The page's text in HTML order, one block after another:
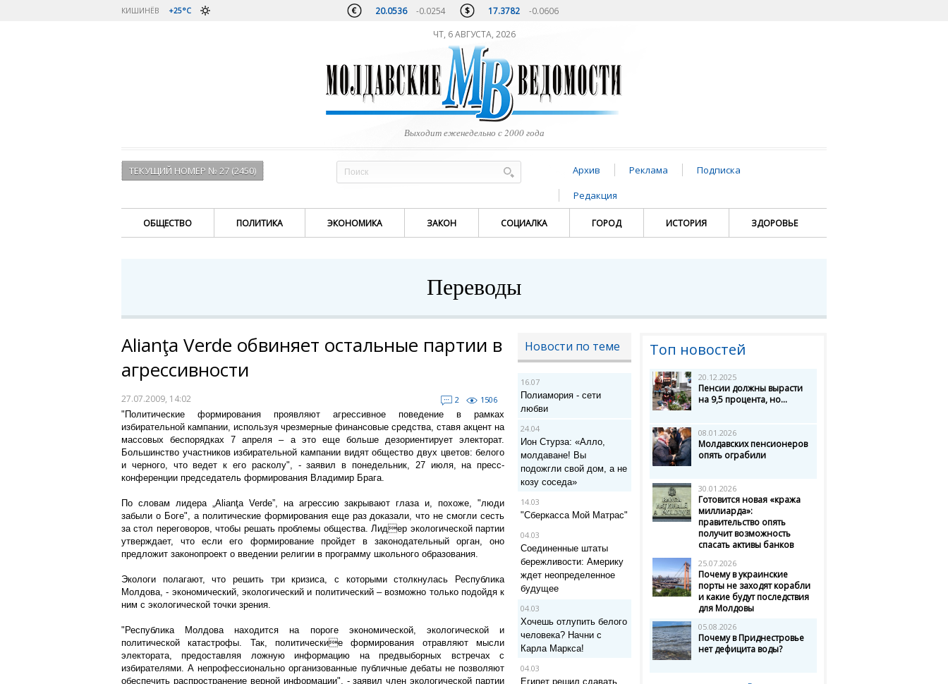
КИШИНЁВ +25°C 20.0536 -0.0254 17.3782 -0.0606
ЧТ, 6 АВГУСТА, 2026
Выходит еженедельно с 2000 года
ТЕКУЩИЙ НОМЕР № 27 (2450) Архив Реклама
Подписка
Редакция
ОБЩЕСТВО ПОЛИТИКА ЭКОНОМИКА ЗАКОН СОЦИАЛКА ГОРОД ИСТОРИЯ ЗДОРОВЬЕ
Переводы
Alianţa Verde обвиняет остальные партии в
агрессивности
27.07.2009, 14:02 2
1506
"Политические формирования проявляют агрессивное поведение в рамках
избирательной кампании, используя чрезмерные финансовые средства, ставя акцент на
массовых беспорядках 7 апреля – а это еще больше дезориентирует электорат.
Большинство участников избирательной кампании видят общество двух цветов: белого
и черного, что ведет к его расколу", - заявил в понедельник, 27 июля, на пресс-
конференции председатель формирования Владимир Брага.
По словам лидера „Alianţа Verde”, на агрессию закрывают глаза и, похоже, "люди
забыли о Боге", а политические формирования еще раз доказали, что не смогли сесть
за стол переговоров, чтобы решать проблемы общества. Лидер экологической партии
утверждает, что если его формирование пройдет в законодательный орган, оно
предложит законопроект о введении религии в программу школьного образования.
Экологи полагают, что решить три кризиса, с которыми столкнулась Республика
Молдова, - экономический, экологический и политический – возможно только подойдя к
ним с экологической точки зрения.
"Республика Молдова находится на пороге экономической, экологической и
политической катастрофы. Так, политические формирования отравляют мысли
электората, предоставляя ложную информацию на предвыборных встречах с
избирателями. А непрофессионально организованные публичные дебаты не позволяют
обеспечить распространение верной информации", - заявил член экологической партии
Новости по теме
16.07
Полиамория - сети
любви
24.04
Ион Стурза: «Алло,
молдаване! Вы
подожгли свой дом, а не
козу соседа»
14.03
"Сберкасса Мой Матрас"
04.03
Соединенные штаты
бережливости: Америку
ждет неопределенное
будущее
04.03
Хочешь отлупить белого
человека? Начни с
Карла Маркса!
04.03
Египет решил сдавать
Топ новостей
20.12.2025
Пенсии должны вырасти
на 9,5 процента, но...
08.01.2026
Молдавских пенсионеров
опять ограбили
30.01.2026
Готовится новая «кража
миллиарда»:
правительство опять
получит возможность
спасать активы банков
25.07.2026
Почему в украинские
порты не заходят корабли
и какие будут последствия
для Молдовы
05.08.2026
Почему в Приднестровье
нет дефицита воды?